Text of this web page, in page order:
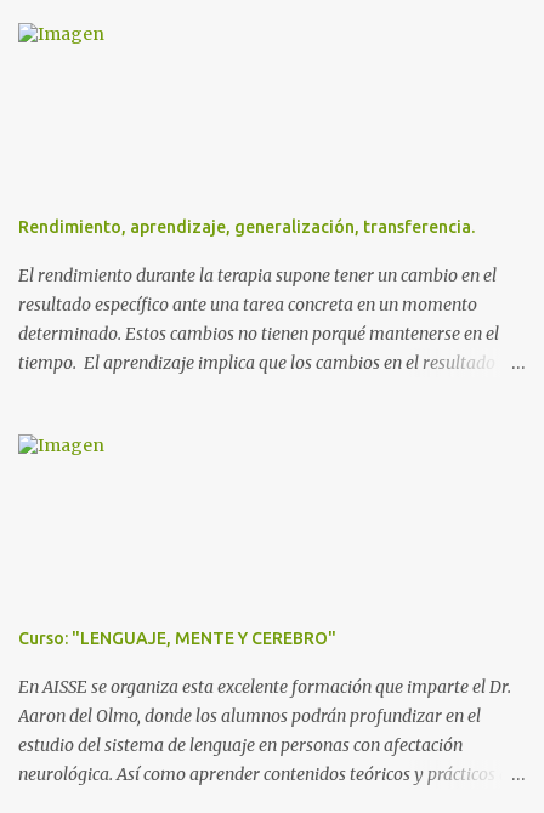
r
Rendimiento, aprendizaje, generalización, transferencia.
El rendimiento durante la terapia supone tener un cambio en el
resultado específico ante una tarea concreta en un momento
determinado. Estos cambios no tienen porqué mantenerse en el
tiempo. El aprendizaje implica que los cambios en el resultado
Para que se produzca éste se debe: *Conocer el funcionamiento de
flexible, para poco a poco, ir complejizándolas y presentar en un
orden de corte más aleatorio. * Crear entornos facilitadores en un
inicio, y entornos más ten...
Curso: "LENGUAJE, MENTE Y CEREBRO"
En AISSE se organiza esta excelente formación que imparte el Dr.
Aaron del Olmo, donde los alumnos podrán profundizar en el
estudio del sistema de lenguaje en personas con afectación
neurológica. Así como aprender contenidos teóricos y prácticos de